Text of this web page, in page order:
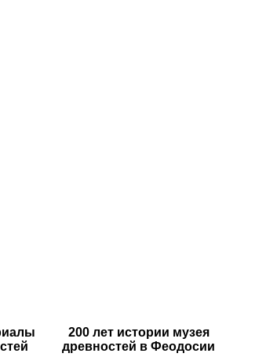
200 лет истории музея
древностей в Феодосии